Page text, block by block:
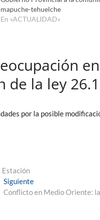
mapuche-tehuelche
En «ACTUALIDAD»
la ley
por la posible
Estación
SiguienteEntrada
siguiente:
Conflicto en Medio Oriente: